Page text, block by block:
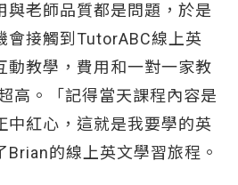
與老師品質都是問題，於是
會接觸到TutorABC線上英
動教學，費用和一對一家教
高。「記得當天課程內容是
中紅心，這就是我要學的英
Brian的線上英文學習旅程。